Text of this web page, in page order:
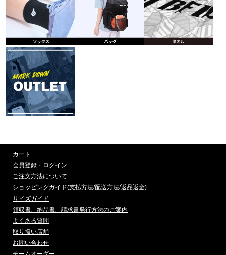
カート
会員登録・ログイン
ご注文方法について
ショッピングガイド(支払方法/配送方法/返品返金)
サイズガイド
領収書、納品書、請求書発行方法のご案内
よくある質問
取り扱い店舗
お問い合わせ